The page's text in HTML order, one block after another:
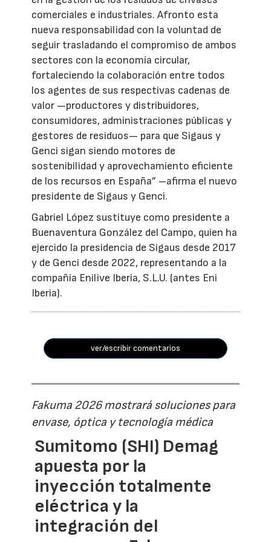
comerciales e industriales. Afronto esta
nueva responsabilidad con la voluntad de
seguir trasladando el compromiso de ambos
sectores con la economía circular,
fortaleciendo la colaboración entre todos
los agentes de sus respectivas cadenas de
valor —productores y distribuidores,
consumidores, administraciones públicas y
gestores de residuos— para que Sigaus y
Genci sigan siendo motores de
sostenibilidad y aprovechamiento eficiente
de los recursos en España” –afirma el nuevo
presidente de Sigaus y Genci.
Gabriel López sustituye como presidente a
Buenaventura González del Campo, quien ha
ejercido la presidencia de Sigaus desde 2017
y de Genci desde 2022, representando a la
compañía Enilive Iberia, S.L.U. (antes Eni
Iberia).
ver/escribir comentarios
Fakuma 2026 mostrará soluciones para
envase, óptica y tecnología médica
Sumitomo (SHI) Demag
apuesta por la
inyección totalmente
eléctrica y la
integración del